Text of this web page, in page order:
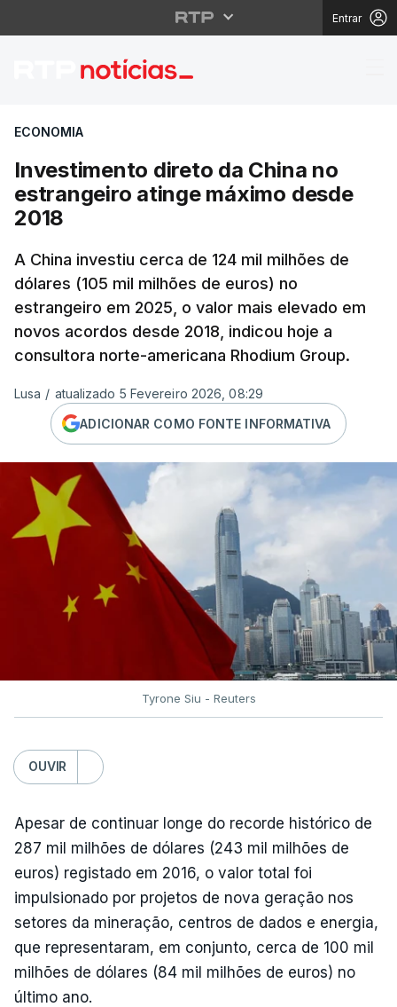
Entrar
Investimento direto
ECONOMIA
Investimento direto da China no
estrangeiro atinge máximo desde
2018
A China investiu cerca de 124 mil milhões de
dólares (105 mil milhões de euros) no
estrangeiro em 2025, o valor mais elevado em
novos acordos desde 2018, indicou hoje a
consultora norte-americana Rhodium Group.
Lusa / atualizado 5 Fevereiro 2026, 08:29
ADICIONAR COMO FONTE INFORMATIVA
Tyrone Siu - Reuters
OUVIR
Apesar de continuar longe do recorde histórico de
287 mil milhões de dólares (243 mil milhões de
euros) registado em 2016, o valor total foi
impulsionado por projetos de nova geração nos
setores da mineração, centros de dados e energia,
que representaram, em conjunto, cerca de 100 mil
milhões de dólares (84 mil milhões de euros) no
último ano.